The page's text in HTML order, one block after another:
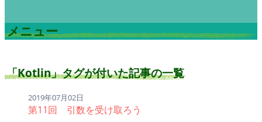
メニュー
「Kotlin」タグが付いた記事の一覧
2019年07月02日
第11回 引数を受け取ろう